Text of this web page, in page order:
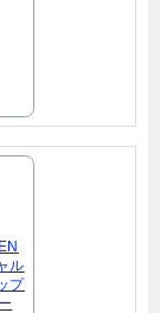
ル
プ